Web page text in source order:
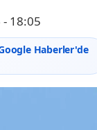
18:05
Haberler'de